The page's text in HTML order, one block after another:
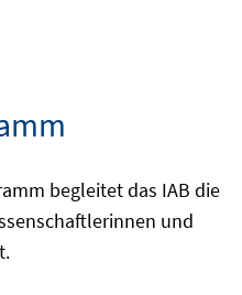
begleitet das IAB die
und